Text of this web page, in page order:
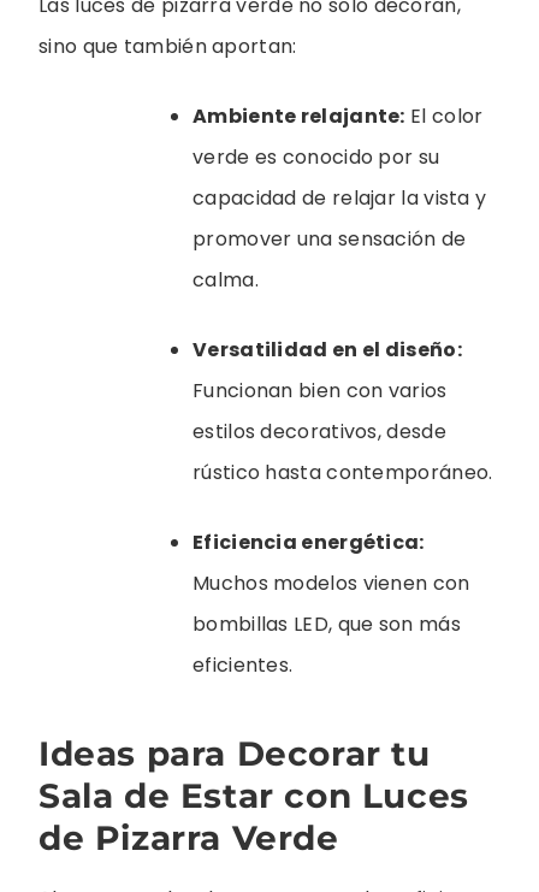
Las luces de pizarra verde no solo decoran,
sino que también aportan:
Ambiente relajante: El color
verde es conocido por su
capacidad de relajar la vista y
promover una sensación de
calma.
Versatilidad en el diseño:
Funcionan bien con varios
estilos decorativos, desde
rústico hasta contemporáneo.
Eficiencia energética:
Muchos modelos vienen con
bombillas LED, que son más
eficientes.
Ideas para Decorar tu
Sala de Estar con Luces
de Pizarra Verde